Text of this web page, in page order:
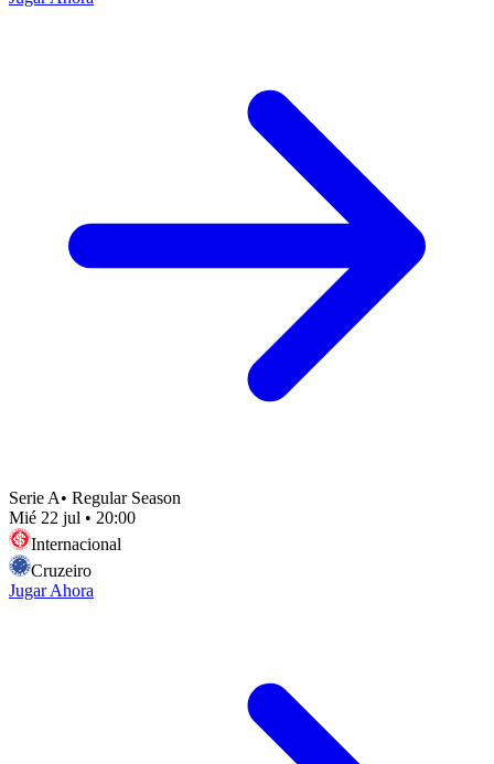
Serie A• Regular Season
Mié 22 jul • 20:00
Internacional
Cruzeiro
Jugar Ahora